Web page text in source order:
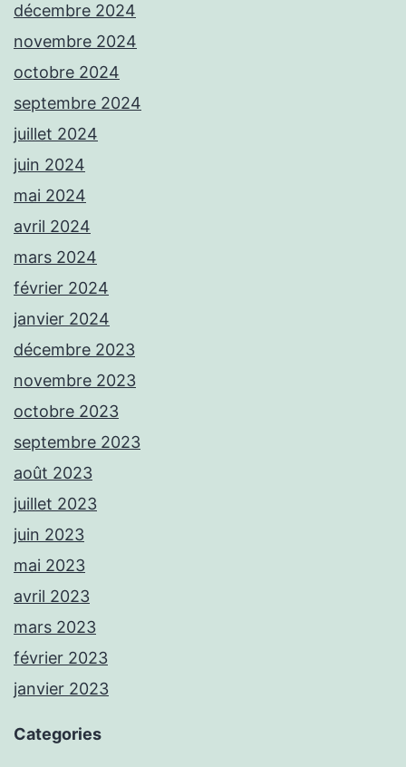
décembre 2024
novembre 2024
octobre 2024
septembre 2024
juillet 2024
juin 2024
mai 2024
avril 2024
mars 2024
février 2024
janvier 2024
décembre 2023
novembre 2023
octobre 2023
septembre 2023
août 2023
juillet 2023
juin 2023
mai 2023
avril 2023
mars 2023
février 2023
janvier 2023
Categories